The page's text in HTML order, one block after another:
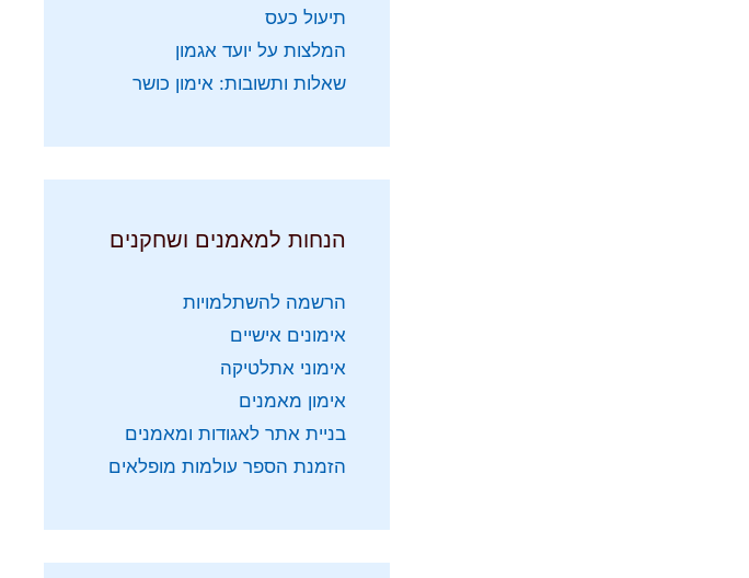
תיעול כעס
המלצות על יועד אגמון
שאלות ותשובות: אימון כושר
הנחות למאמנים ושחקנים
הרשמה להשתלמויות
אימונים אישיים
אימוני אתלטיקה
אימון מאמנים
בניית אתר לאגודות ומאמנים
הזמנת הספר עולמות מופלאים